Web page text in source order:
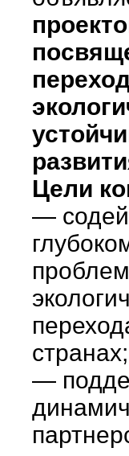
Цели
—
проблем
странах;
—